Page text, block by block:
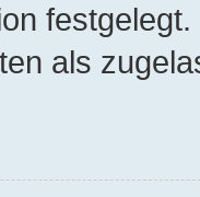
als